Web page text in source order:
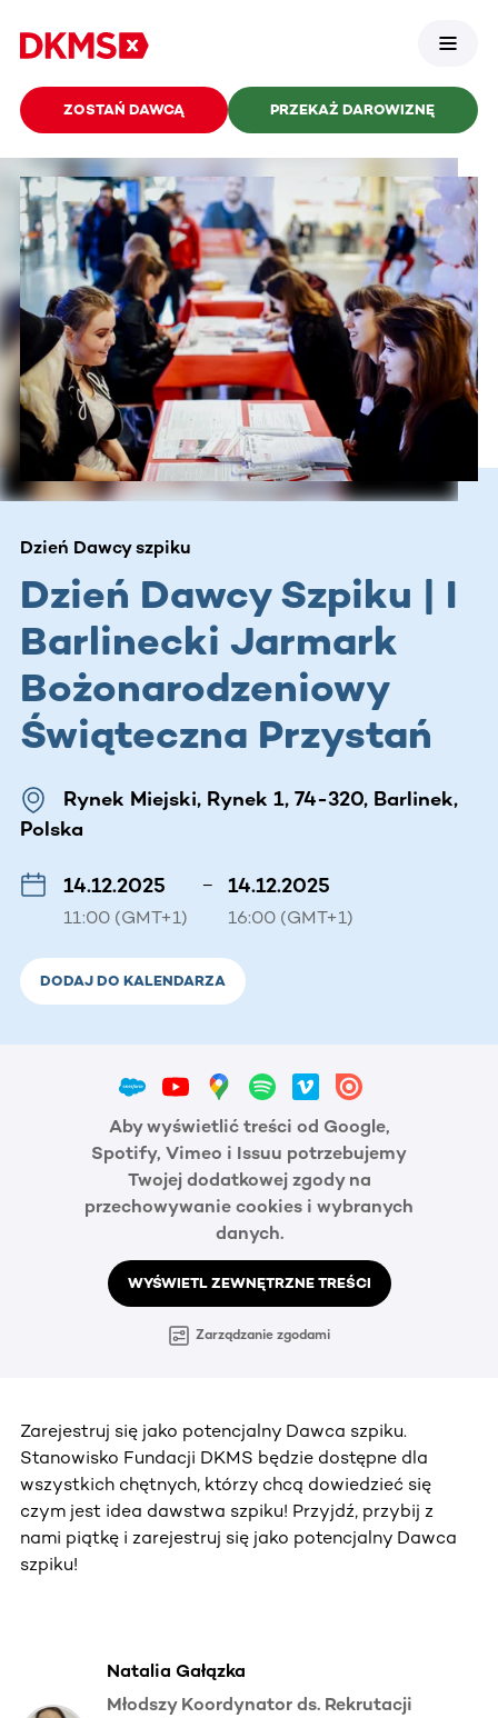
ZOSTAŃ DAWCĄ PRZEKAŻ DAROWIZNĘ
Dzień Dawcy szpiku
Dzień Dawcy Szpiku | I
Barlinecki Jarmark
Bożonarodzeniowy
Świąteczna Przystań
Rynek Miejski, Rynek 1, 74-320, Barlinek,
Polska
14.12.2025
11:00 (GMT+1)
– 14.12.2025
16:00 (GMT+1)
DODAJ DO KALENDARZA
Aby wyświetlić treści od Google,
Spotify, Vimeo i Issuu potrzebujemy
Twojej dodatkowej zgody na
przechowywanie cookies i wybranych
danych.
WYŚWIETL ZEWNĘTRZNE TREŚCI
Zarządzanie zgodami
Zarejestruj się jako potencjalny Dawca szpiku.
Stanowisko Fundacji DKMS będzie dostępne dla
wszystkich chętnych, którzy chcą dowiedzieć się
czym jest idea dawstwa szpiku! Przyjdź, przybij z
nami piątkę i zarejestruj się jako potencjalny Dawca
szpiku!
Natalia Gałązka
Młodszy Koordynator ds. Rekrutacji